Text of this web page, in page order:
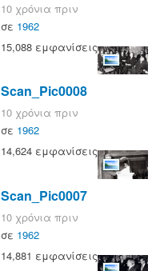
10 χρόνια πριν
σε 1962
15,088 εμφανίσεις
Scan_Pic0008
10 χρόνια πριν
σε 1962
14,624 εμφανίσεις
Scan_Pic0007
10 χρόνια πριν
σε 1962
14,881 εμφανίσεις